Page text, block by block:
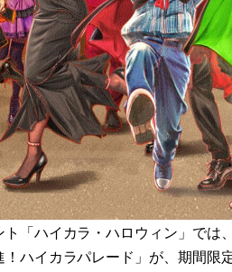
「ハイカラ・ハロウィン」では
ハイカラパレード」が、期間限